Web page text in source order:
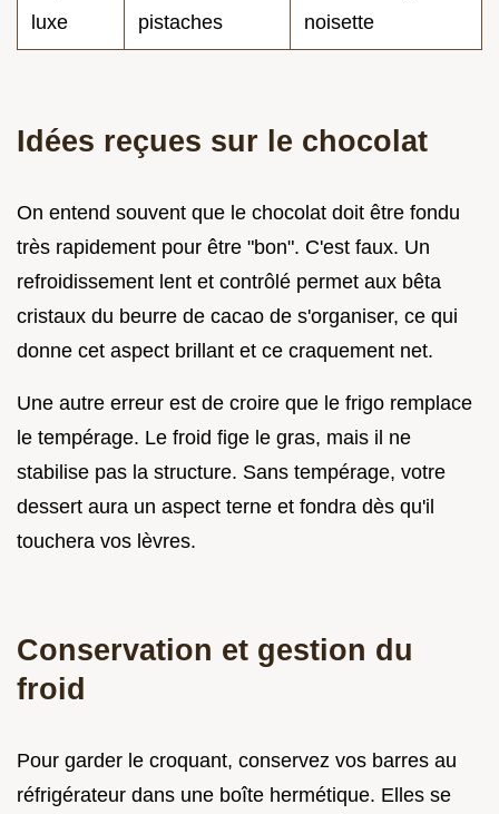
luxe
pistaches
noisette
Idées reçues sur le chocolat
On entend souvent que le chocolat doit être fondu
très rapidement pour être "bon". C'est faux. Un
refroidissement lent et contrôlé permet aux bêta
cristaux du beurre de cacao de s'organiser, ce qui
donne cet aspect brillant et ce craquement net.
Une autre erreur est de croire que le frigo remplace
le tempérage. Le froid fige le gras, mais il ne
stabilise pas la structure. Sans tempérage, votre
dessert aura un aspect terne et fondra dès qu'il
touchera vos lèvres.
Conservation et gestion du
froid
Pour garder le croquant, conservez vos barres au
réfrigérateur dans une boîte hermétique. Elles se